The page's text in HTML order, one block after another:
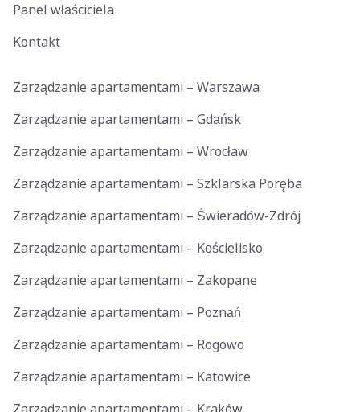
Panel właściciela
Kontakt
Zarządzanie apartamentami – Warszawa
Zarządzanie apartamentami – Gdańsk
Zarządzanie apartamentami – Wrocław
Zarządzanie apartamentami – Szklarska Poręba
Zarządzanie apartamentami – Świeradów-Zdrój
Zarządzanie apartamentami – Kościelisko
Zarządzanie apartamentami – Zakopane
Zarządzanie apartamentami – Poznań
Zarządzanie apartamentami – Rogowo
Zarządzanie apartamentami – Katowice